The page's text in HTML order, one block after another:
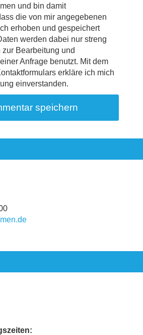
und bin damit
die von mir angegebenen
erhoben und gespeichert
werden dabei nur streng
Bearbeitung und
Anfrage benutzt. Mit dem
erkläre ich mich
einverstanden.